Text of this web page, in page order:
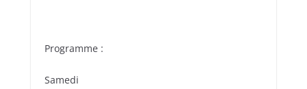
Programme :
Samedi